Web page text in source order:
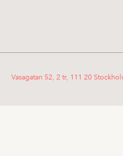
Vasagatan 52, 2 tr, 111 20